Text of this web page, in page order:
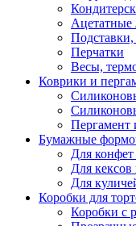
Ацетатные
Подставки,
Перчатки
Весы,
Коврики и
Пергамент
Бумажные
Для конфет
Для кексов
Для
Коробки для
Коробки с